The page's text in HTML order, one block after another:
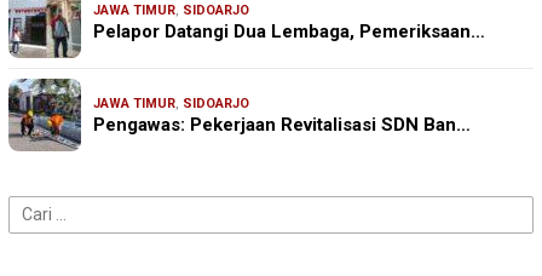
JAWA TIMUR, SIDOARJO
Pelapor Datangi Dua Lembaga, Pemeriksaan…
JAWA TIMUR, SIDOARJO
Pengawas: Pekerjaan Revitalisasi SDN Ban…
Cari
untuk: